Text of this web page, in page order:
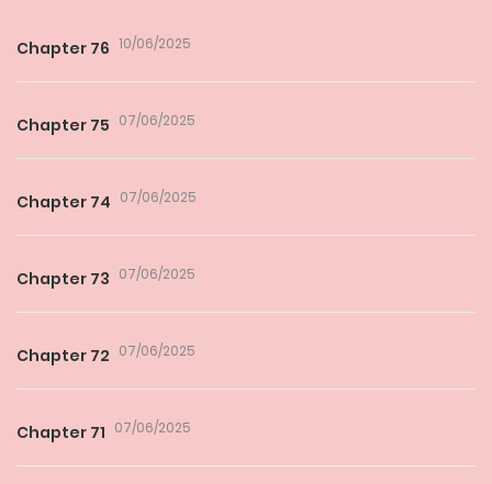
Chapter 76 10/06/2025
Chapter 75 07/06/2025
Chapter 74 07/06/2025
Chapter 73 07/06/2025
Chapter 72 07/06/2025
Chapter 71 07/06/2025